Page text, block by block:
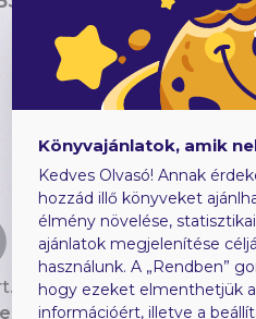
Csomagajánlatok
Akciósak
Előjegyezhetők
Újdonságok
Gyerekkönyvek
Heti toplista
Ajándékutalvány
Blog
Minden jog fenntartva.
Könyvajánlatok, amik
Kedves Olvasó! Annak
hozzád illő könyveket
élmény növelése,
ajánlatok megjelenítése
használunk. A „Rendben”
hogy ezeket elmenthetjük
információért, illetve a